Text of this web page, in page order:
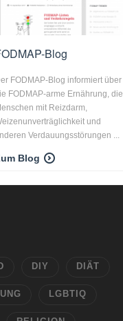
Blog
FODMAP-Blog informiert über
FODMAP-arme Ernährung, die
mit Reizdarm,
und
Verdauungsstörungen ...
Blog
DIY DIÄT
LGBTIQ